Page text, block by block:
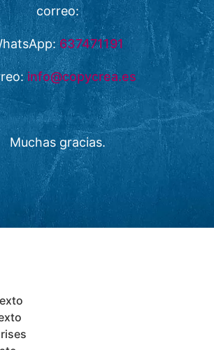
correo:
637471191
info@copycrea.es
Muchas gracias.